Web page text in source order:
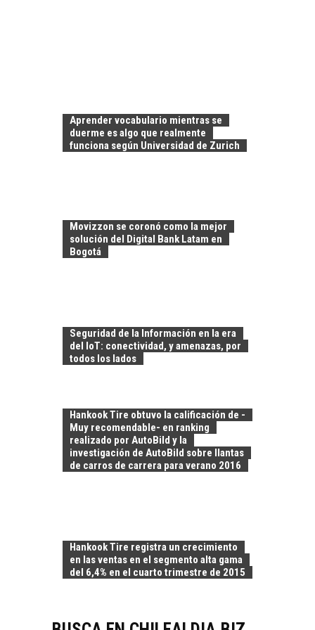
Aprender vocabulario mientras se
duerme es algo que realmente
funciona según Universidad de Zurich
Movizzon se coronó como la mejor
solución del Digital Bank Latam en
Bogotá
Seguridad de la Información en la era
del IoT: conectividad, y amenazas, por
todos los lados
Hankook Tire obtuvo la calificación de -
Muy recomendable- en ranking
realizado por AutoBild y la
investigación de AutoBild sobre llantas
de carros de carrera para verano 2016
Hankook Tire registra un crecimiento
en las ventas en el segmento alta gama
del 6,4% en el cuarto trimestre de 2015
DE LOS RECURSOS
HUMANOS EN LAS
EMPRESAS
estratégica de los
recursos humanos en
las empresas…
FINANCIAMIENTO
PARA PYMES EN
CHILE:
ALTERNATIVAS MÁS
ALLÁ DEL CRÉDITO
alternativas que
trascienden el
crédito…
LOS SERVICIOS
DIGITALES
EXPORTADOS DESDE